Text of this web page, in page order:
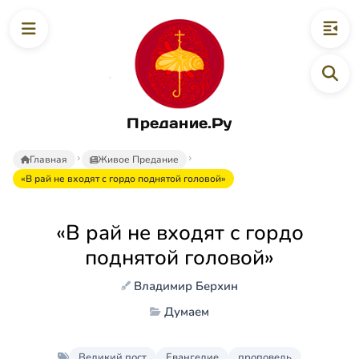
Предание.Ру
Главная
Живое Предание
«В рай не входят с гордо поднятой головой»
«В рай не входят с гордо
поднятой головой»
Владимир Берхин
Думаем